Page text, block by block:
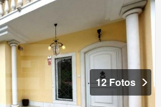
12 Fotos